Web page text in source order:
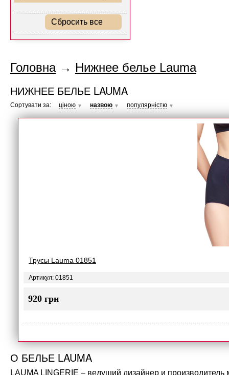
Сбросить все
Головна→ Нижнее белье Lauma
НИЖНЕЕ БЕЛЬЕ LAUMA
Сортувати за: ціною ▼ назвою ▼ популярністю ▼
Трусы Lauma 01851
Артикул: 01851
920 грн
О БЕЛЬЕ LAUMA
LAUMA LINGERIE – ведущий дизайнер и